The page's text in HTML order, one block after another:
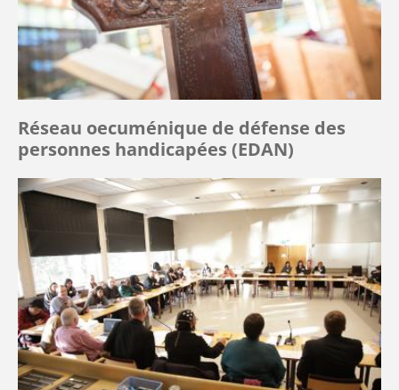
Réseau oecuménique de défense des
personnes handicapées (EDAN)